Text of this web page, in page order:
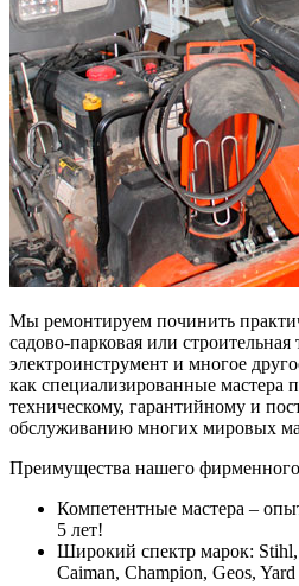
Мы ремонтируем починить
садово-парковая или строительная
электроинструмент и многое
как специализированные мастера
техническому, гарантийному и
обслуживанию многих мировых
Преимущества нашего
Компетентные мастера –
5 лет!
Широкий спектр марок: Stihl,
Caiman, Champion, Geos,